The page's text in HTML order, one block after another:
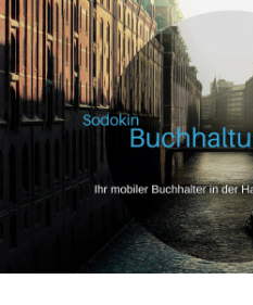
Skip
to
content
SODOKIN-